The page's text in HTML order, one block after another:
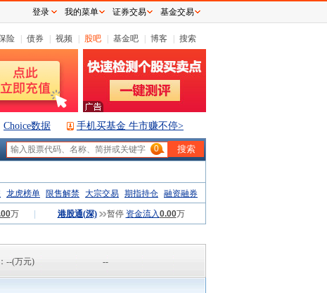
险 债券 视频 股吧 基金吧 博客 搜索
Choice数据 手机买基金 牛市赚不停>
0
龙虎榜单 限售解禁 大宗交易 期指持仓 融资融券
万 港股通(深) 暂停 资金流入0.00万
--(万元) --
登录 我的菜单 证券交易 基金交易